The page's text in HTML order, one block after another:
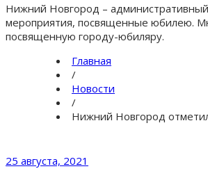
Нижний Новгород –
мероприятия, посвященные юбилею.
посвященную городу-юбиляру.
Главная
/
Новости
/
Нижний Новгород
25 августа, 2021